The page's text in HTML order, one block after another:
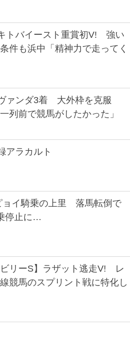
トバイースト重賞初V! 強い
件も浜中「精神力で走ってく
ァンダ3着 大外枠を克服
列前で競馬がしたかった」
アラカルト
ョイ騎乗の上里 落馬転倒で
停止に…
ビリーS】ラザット逃走V! レ
競馬のスプリント戦に特化し